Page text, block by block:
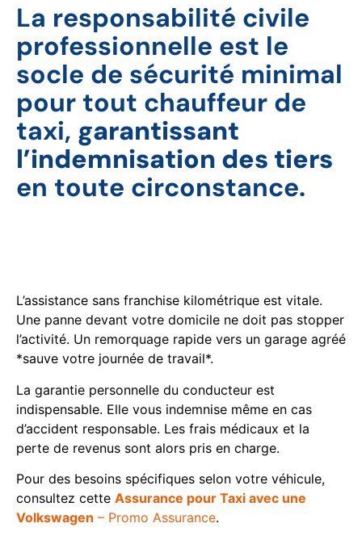
La responsabilité civile
professionnelle est le
socle de sécurité minimal
pour tout chauffeur de
taxi, garantissant
l’indemnisation des tiers
en toute circonstance.
L’assistance sans franchise kilométrique est vitale.
Une panne devant votre domicile ne doit pas stopper
l’activité. Un remorquage rapide vers un garage agréé
*sauve votre journée de travail*.
La garantie personnelle du conducteur est
indispensable. Elle vous indemnise même en cas
d’accident responsable. Les frais médicaux et la
perte de revenus sont alors pris en charge.
Pour des besoins spécifiques selon votre véhicule,
consultez cette Assurance pour Taxi avec une
Volkswagen – Promo Assurance.